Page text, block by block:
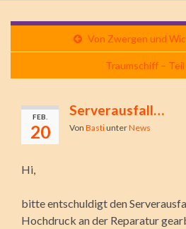
Von Zwergen und
Traumschiff – Teil
FEB.
20
Serverausfall…
Von BastiunterNews
Hi,
bitte entschuldigt den
Hochdruck an der Reparatur